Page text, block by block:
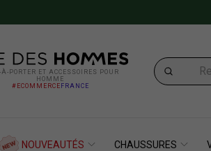
À-PORTER ET ACCESSOIRES POUR
HOMME
#ECOMMERCE FRANCE
NOUVEAUTÉS CHAUSSURES